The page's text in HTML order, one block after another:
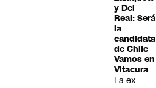
y Del
Real: Será
la
candidata
de Chile
Vamos en
Vitacura
La ex